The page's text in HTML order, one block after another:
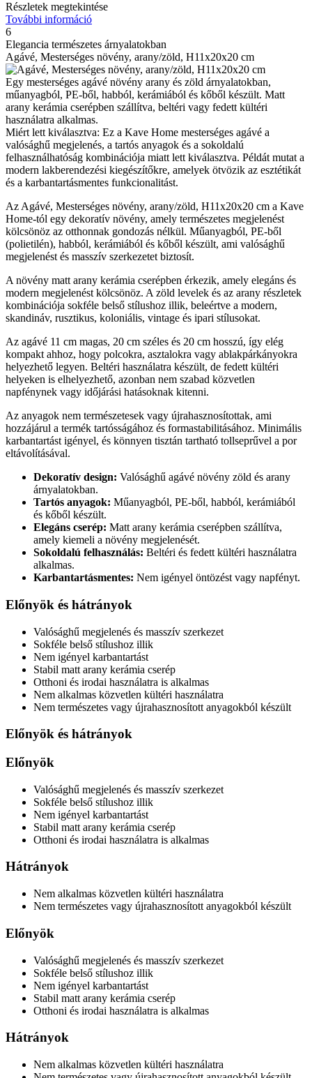
Részletek megtekintése
További információ
6
Elegancia természetes árnyalatokban
Agávé, Mesterséges növény, arany/zöld, H11x20x20 cm
Egy mesterséges agávé növény arany és zöld árnyalatokban,
műanyagból, PE-ből, habból, kerámiából és kőből készült. Matt
arany kerámia cserépben szállítva, beltéri vagy fedett kültéri
használatra alkalmas.
Miért lett kiválasztva: Ez a Kave Home mesterséges agávé a
valósághű megjelenés, a tartós anyagok és a sokoldalú
felhasználhatóság kombinációja miatt lett kiválasztva. Példát mutat a
modern lakberendezési kiegészítőkre, amelyek ötvözik az esztétikát
és a karbantartásmentes funkcionalitást.
Az Agávé, Mesterséges növény, arany/zöld, H11x20x20 cm a Kave
Home-tól egy dekoratív növény, amely természetes megjelenést
kölcsönöz az otthonnak gondozás nélkül. Műanyagból, PE-ből
(polietilén), habból, kerámiából és kőből készült, ami valósághű
megjelenést és masszív szerkezetet biztosít.
A növény matt arany kerámia cserépben érkezik, amely elegáns és
modern megjelenést kölcsönöz. A zöld levelek és az arany részletek
kombinációja sokféle belső stílushoz illik, beleértve a modern,
skandináv, rusztikus, koloniális, vintage és ipari stílusokat.
Az agávé 11 cm magas, 20 cm széles és 20 cm hosszú, így elég
kompakt ahhoz, hogy polcokra, asztalokra vagy ablakpárkányokra
helyezhető legyen. Beltéri használatra készült, de fedett kültéri
helyeken is elhelyezhető, azonban nem szabad közvetlen
napfénynek vagy időjárási hatásoknak kitenni.
Az anyagok nem természetesek vagy újrahasznosítottak, ami
hozzájárul a termék tartósságához és formastabilitásához. Minimális
karbantartást igényel, és könnyen tisztán tartható tollseprűvel a por
eltávolításával.
Dekoratív design: Valósághű agávé növény zöld és arany
árnyalatokban.
Tartós anyagok: Műanyagból, PE-ből, habból, kerámiából
és kőből készült.
Elegáns cserép: Matt arany kerámia cserépben szállítva,
amely kiemeli a növény megjelenését.
Sokoldalú felhasználás: Beltéri és fedett kültéri használatra
alkalmas.
Karbantartásmentes: Nem igényel öntözést vagy napfényt.
Előnyök és hátrányok
Valósághű megjelenés és masszív szerkezet
Sokféle belső stílushoz illik
Nem igényel karbantartást
Stabil matt arany kerámia cserép
Otthoni és irodai használatra is alkalmas
Nem alkalmas közvetlen kültéri használatra
Nem természetes vagy újrahasznosított anyagokból készült
Előnyök és hátrányok
Előnyök
Valósághű megjelenés és masszív szerkezet
Sokféle belső stílushoz illik
Nem igényel karbantartást
Stabil matt arany kerámia cserép
Otthoni és irodai használatra is alkalmas
Hátrányok
Nem alkalmas közvetlen kültéri használatra
Nem természetes vagy újrahasznosított anyagokból készült
Előnyök
Valósághű megjelenés és masszív szerkezet
Sokféle belső stílushoz illik
Nem igényel karbantartást
Stabil matt arany kerámia cserép
Otthoni és irodai használatra is alkalmas
Hátrányok
Nem alkalmas közvetlen kültéri használatra